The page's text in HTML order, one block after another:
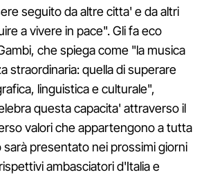
seguito da altre citta' e da altri
a vivere in pace". Gli fa eco
che spiega come "la musica
straordinaria: quella di superare
linguistica e culturale",
questa capacita' attraverso il
valori che appartengono a tutta
sarà presentato nei prossimi giorni
ambasciatori d'Italia e